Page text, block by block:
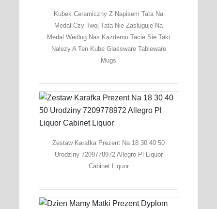
Kubek Ceramiczny Z Napisem Tata Na
Medal Czy Twoj Tata Nie Zasluguje Na
Medal Wedlug Nas Kazdemu Tacie Sie Taki
Nalezy A Ten Kube Glassware Tableware
Mugs
Zestaw Karafka Prezent Na 18 30 40 50
Urodziny 7209778972 Allegro Pl Liquor
Cabinet Liquor